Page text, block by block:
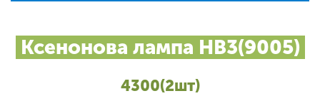
Ксенонова лампа HB3(9005)
4300(2шт)